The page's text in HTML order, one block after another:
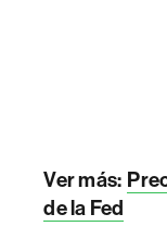
Ver más:
de la Fed